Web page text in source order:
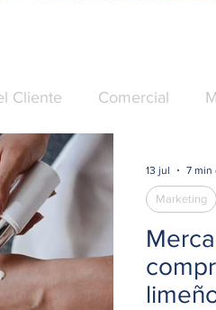
Cliente Comercial
Marketing
13 jul 7 min